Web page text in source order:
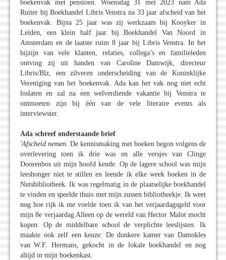
boekenvak met pensioen. Woensdag 31 mei 2023 nam Ada
Ruiter bij Boekhandel Libris Venstra na 33 jaar afscheid van het
boekenvak. Bijna 25 jaar was zij werkzaam bij Kooyker in
Leiden, een klein half jaar bij Boekhandel Van Noord in
Amsterdam en de laatste ruim 8 jaar bij Libris Venstra. In het
bijzijn van vele klanten, relaties, collega’s en familieleden
ontving zij uit handen van Caroline Damwijk, directeur
Libris/Blz, een zilveren onderscheiding van de Koninklijke
Vereniging van het boekenvak. Ada kan het vak nog niet echt
loslaten en zal na een welverdiende vakantie bij Venstra te
ontmoeten zijn bij één van de vele literaire events als
interviewster.
Ada schreef onderstaande brief
'Afscheid nemen. De kennismaking met boeken begon volgens de
overlevering toen ik drie was en alle versjes van Clinge
Doorenbos uit mijn hoofd kende. Op de lagere school was mijn
leeshonger niet te stillen en leende ik elke week boeken in de
Nutsbibliotheek. Ik was regelmatig in de plaatselijke boekhandel
te vinden en speelde thuis met mijn zussen bibliotheekje. Ik weet
nog hoe rijk ik me voelde toen ik van het verjaardagsgeld voor
mijn 8e verjaardag Alleen op de wereld van Hector Malot mocht
kopen. Op de middelbare school de verplichte leeslijsten. Ik
maakte ook zelf een keuze: De donkere kamer van Damokles
van W.F. Hermans, gekocht in de lokale boekhandel en nog
altijd in mijn boekenkast.